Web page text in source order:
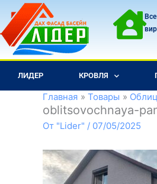
Перейти
содержимому
ЛИДЕР КРОВЛЯ
Главная Товары
oblitsovochnaya-
От "Lider" / 07/05/2025